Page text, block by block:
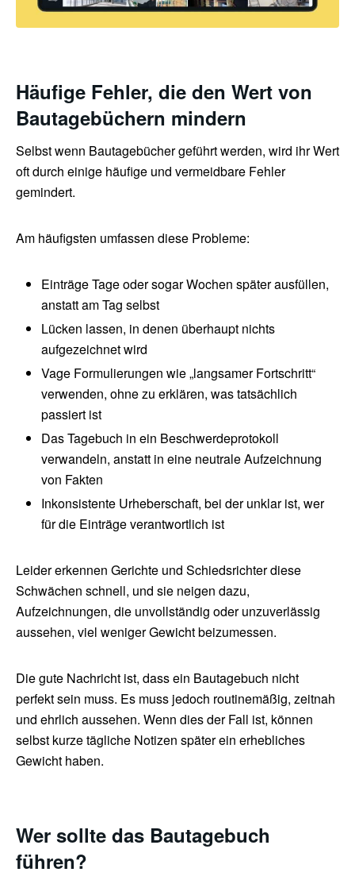
Häufige Fehler, die den Wert von
Bautagebüchern mindern
Selbst wenn Bautagebücher geführt werden, wird ihr Wert
oft durch einige häufige und vermeidbare Fehler
gemindert.
Am häufigsten umfassen diese Probleme:
Einträge Tage oder sogar Wochen später ausfüllen,
anstatt am Tag selbst
Lücken lassen, in denen überhaupt nichts
aufgezeichnet wird
Vage Formulierungen wie „langsamer Fortschritt“
verwenden, ohne zu erklären, was tatsächlich
passiert ist
Das Tagebuch in ein Beschwerdeprotokoll
verwandeln, anstatt in eine neutrale Aufzeichnung
von Fakten
Inkonsistente Urheberschaft, bei der unklar ist, wer
für die Einträge verantwortlich ist
Leider erkennen Gerichte und Schiedsrichter diese
Schwächen schnell, und sie neigen dazu,
Aufzeichnungen, die unvollständig oder unzuverlässig
aussehen, viel weniger Gewicht beizumessen.
Die gute Nachricht ist, dass ein Bautagebuch nicht
perfekt sein muss. Es muss jedoch routinemäßig, zeitnah
und ehrlich aussehen. Wenn dies der Fall ist, können
selbst kurze tägliche Notizen später ein erhebliches
Gewicht haben.
Wer sollte das Bautagebuch
führen?